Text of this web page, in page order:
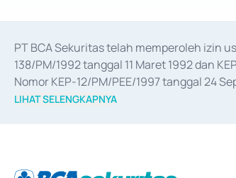
PT BCA Sekuritas telah memperoleh izin
138/PM/1992 tanggal 11 Maret 1992 dan
Nomor KEP-12/PM/PEE/1997 tanggal 24
merger, akuisisi, divestasi, dan
LIHAT SELENGKAPNYA